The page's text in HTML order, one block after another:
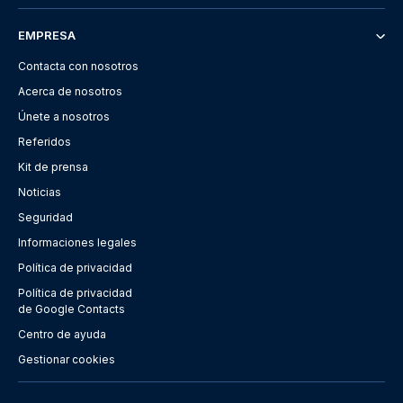
EMPRESA
Contacta con nosotros
Acerca de nosotros
Únete a nosotros
Referidos
Kit de prensa
Noticias
Seguridad
Informaciones legales
Política de privacidad
Política de privacidad
de Google Contacts
Centro de ayuda
Gestionar cookies